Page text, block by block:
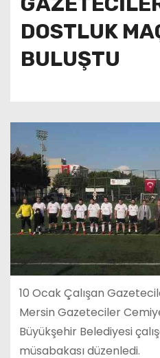
DOSTLUK
BULUŞTU
10 Ocak Çalışan
Mersin Gazeteciler
Büyükşehir Belediyesi
müsabakası düzenledi.